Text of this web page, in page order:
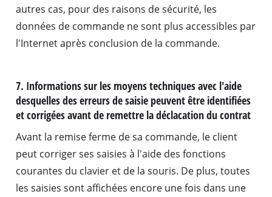
autres cas, pour des raisons de sécurité, les
données de commande ne sont plus accessibles par
l'Internet après conclusion de la commande.
7. Informations sur les moyens techniques avec l'aide
desquelles des erreurs de saisie peuvent être identifiées
et corrigées avant de remettre la déclacation du contrat
Avant la remise ferme de sa commande, le client
peut corriger ses saisies à l'aide des fonctions
courantes du clavier et de la souris. De plus, toutes
les saisies sont affichées encore une fois dans une